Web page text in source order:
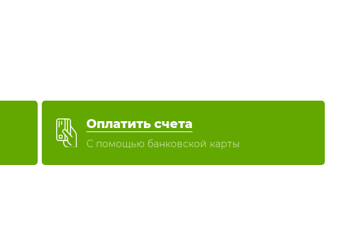
Оплатить счета
С помощью банковской карты